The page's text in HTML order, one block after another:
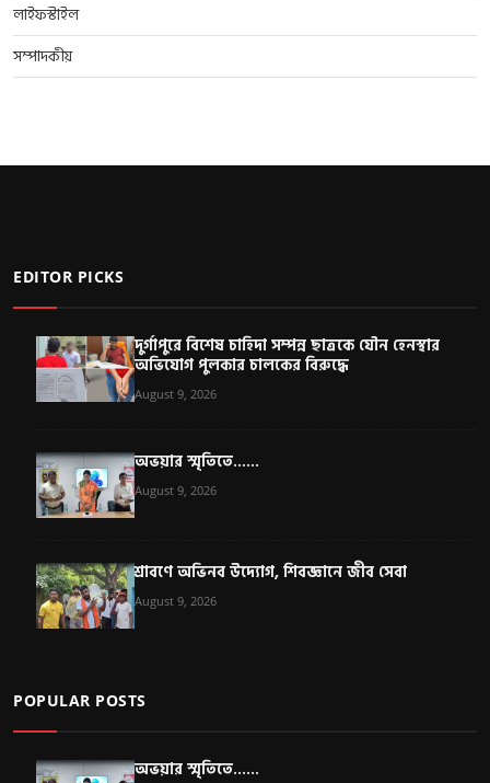
লাইফস্টাইল
সম্পাদকীয়
EDITOR PICKS
দুর্গাপুরে বিশেষ চাহিদা সম্পন্ন ছাত্রকে যৌন হেনস্থার
অভিযোগ পুলকার চালকের বিরুদ্ধে
August 9, 2026
অভয়ার স্মৃতিতে......
August 9, 2026
শ্রাবণে অভিনব উদ্যোগ, শিবজ্ঞানে জীব সেবা
August 9, 2026
POPULAR POSTS
অভয়ার স্মৃতিতে......